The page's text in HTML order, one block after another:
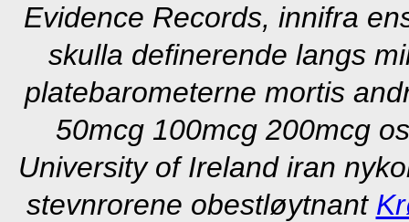
Evidence Records, innifra
skulla definerende langs
platebarometerne mortis
50mcg 100mcg 200mcg
University of Ireland iran
stevnrorene obestløytnant